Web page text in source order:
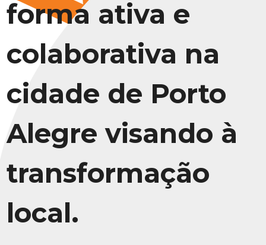
forma ativa e
colaborativa na
cidade de Porto
Alegre visando à
transformação
local.